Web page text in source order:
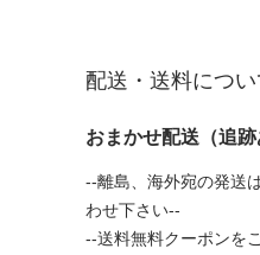
配送・送料につい
おまかせ配送（追
--離島、海外宛の発送
わせ下さい--
--送料無料クーポンを